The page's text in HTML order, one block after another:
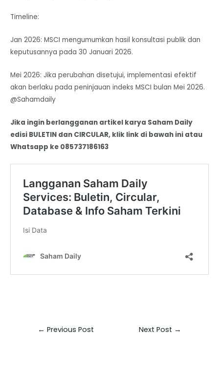
Timeline:
Jan 2026: MSCI mengumumkan hasil konsultasi publik dan
keputusannya pada 30 Januari 2026.
Mei 2026: Jika perubahan disetujui, implementasi efektif
akan berlaku pada peninjauan indeks MSCI bulan Mei 2026.
@Sahamdaily
Jika ingin berlangganan artikel karya Saham Daily
edisi BULETIN dan CIRCULAR, klik link di bawah ini atau
Whatsapp ke 085737186163
← Previous Post Next Post →